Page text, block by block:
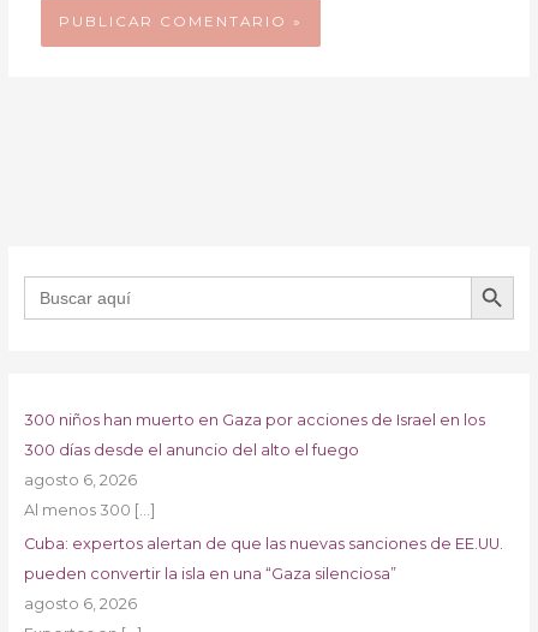
Buscar: BOTÓN DE
300 niños han muerto en Gaza por acciones de Israel en los
300 días desde el anuncio del alto el fuego
agosto 6, 2026
Al menos 300 […]
Cuba: expertos alertan de que las nuevas sanciones de EE.UU.
pueden convertir la isla en una “Gaza silenciosa”
agosto 6, 2026